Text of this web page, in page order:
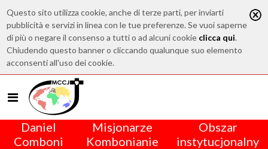
Questo sito utilizza cookie, anche di terze parti, per inviarti
pubblicità e servizi in linea con le tue preferenze. Se vuoi saperne
di più o negare il consenso a tutti o ad alcuni cookie clicca qui.
Chiudendo questo banner o cliccando qualunque suo elemento
acconsenti all'uso dei cookie.
Daniel
Comboni
Misjonarze
Kombonianie
Obszar
instytucjonalny